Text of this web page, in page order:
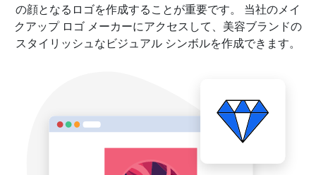
の顔となるロゴを作成することが重要です。 当社のメイ
クアップ ロゴ メーカーにアクセスして、美容ブランドの
スタイリッシュなビジュアル シンボルを作成できます。